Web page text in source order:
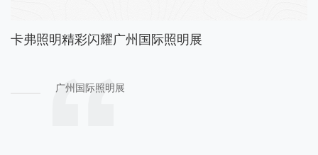
卡弗照明精彩闪耀广州国际照明展
广州国际照明展